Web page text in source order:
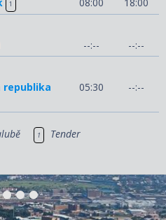
1
--:--
--:--
republika
05:30 --:--
1 Tender